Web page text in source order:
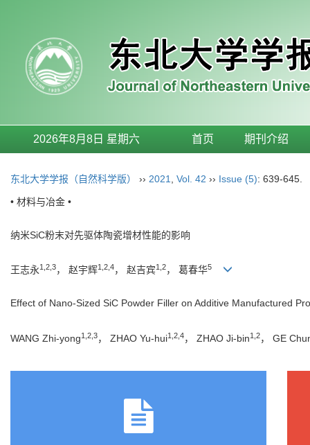
2026年8月8日 星期六 首页 期刊介绍
东北大学学报（自然科学版） ›› 2021 Vol. 42 ›› Issue (5): 639-645.
• 材料与冶金 •
纳米SiC粉末对先驱体陶瓷增材性能的影响
王志永1,2,3， 赵宇辉1,2,4， 赵吉宾1,2， 葛春华5
Effect of Nano-Sized SiC Powder Filler on Additive Manufactured
WANG Zhi-yong1,2,3， ZHAO Yu-hui1,2,4， ZHAO Ji-bin1,2， GE